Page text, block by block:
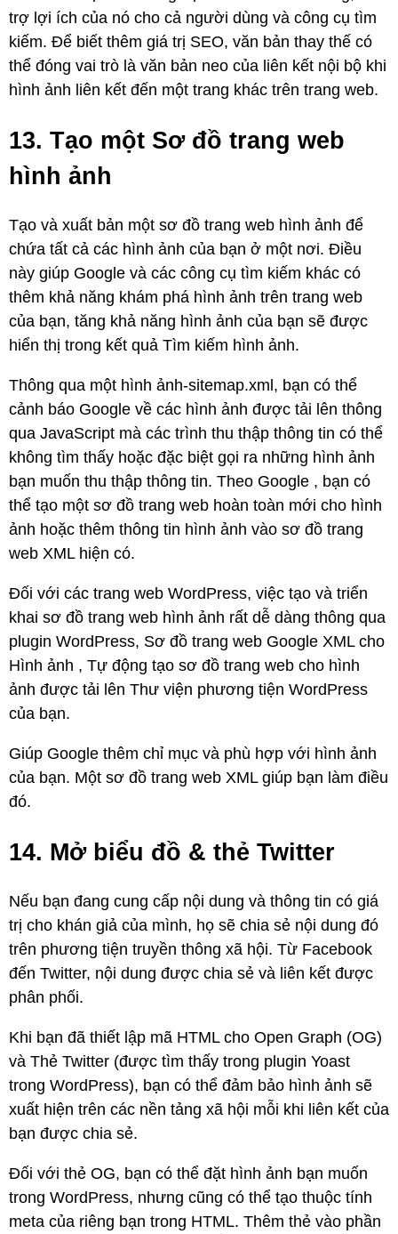
trợ lợi ích của nó cho cả người dùng và công cụ tìm
kiếm. Để biết thêm giá trị SEO, văn bản thay thế có
thể đóng vai trò là văn bản neo của liên kết nội bộ khi
hình ảnh liên kết đến một trang khác trên trang web.
13. Tạo một Sơ đồ trang web
hình ảnh
Tạo và xuất bản một sơ đồ trang web hình ảnh để
chứa tất cả các hình ảnh của bạn ở một nơi. Điều
này giúp Google và các công cụ tìm kiếm khác có
thêm khả năng khám phá hình ảnh trên trang web
của bạn, tăng khả năng hình ảnh của bạn sẽ được
hiển thị trong kết quả Tìm kiếm hình ảnh.
Thông qua một hình ảnh-sitemap.xml, bạn có thể
cảnh báo Google về các hình ảnh được tải lên thông
qua JavaScript mà các trình thu thập thông tin có thể
không tìm thấy hoặc đặc biệt gọi ra những hình ảnh
bạn muốn thu thập thông tin. Theo Google , bạn có
thể tạo một sơ đồ trang web hoàn toàn mới cho hình
ảnh hoặc thêm thông tin hình ảnh vào sơ đồ trang
web XML hiện có.
Đối với các trang web WordPress, việc tạo và triển
khai sơ đồ trang web hình ảnh rất dễ dàng thông qua
plugin WordPress, Sơ đồ trang web Google XML cho
Hình ảnh , Tự động tạo sơ đồ trang web cho hình
ảnh được tải lên Thư viện phương tiện WordPress
của bạn.
Giúp Google thêm chỉ mục và phù hợp với hình ảnh
của bạn. Một sơ đồ trang web XML giúp bạn làm điều
đó.
14. Mở biểu đồ & thẻ Twitter
Nếu bạn đang cung cấp nội dung và thông tin có giá
trị cho khán giả của mình, họ sẽ chia sẻ nội dung đó
trên phương tiện truyền thông xã hội. Từ Facebook
đến Twitter, nội dung được chia sẻ và liên kết được
phân phối.
Khi bạn đã thiết lập mã HTML cho Open Graph (OG)
và Thẻ Twitter (được tìm thấy trong plugin Yoast
trong WordPress), bạn có thể đảm bảo hình ảnh sẽ
xuất hiện trên các nền tảng xã hội mỗi khi liên kết của
bạn được chia sẻ.
Đối với thẻ OG, bạn có thể đặt hình ảnh bạn muốn
trong WordPress, nhưng cũng có thể tạo thuộc tính
meta của riêng bạn trong HTML. Thêm thẻ vào phần